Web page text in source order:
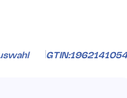
GTIN: